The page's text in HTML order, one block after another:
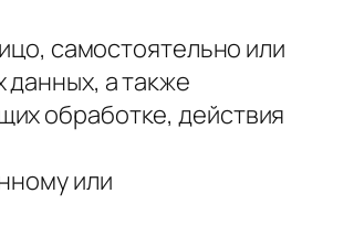
самостоятельно или
а также
обработке, действия
или